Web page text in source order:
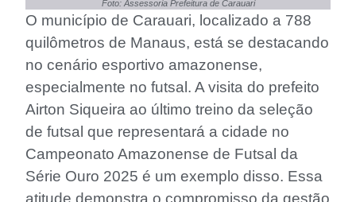
Foto: Assessoria Prefeitura de Carauari
O município de Carauari, localizado a 788
quilômetros de Manaus, está se destacando
no cenário esportivo amazonense,
especialmente no futsal. A visita do prefeito
Airton Siqueira ao último treino da seleção
de futsal que representará a cidade no
Campeonato Amazonense de Futsal da
Série Ouro 2025 é um exemplo disso. Essa
atitude demonstra o compromisso da gestão